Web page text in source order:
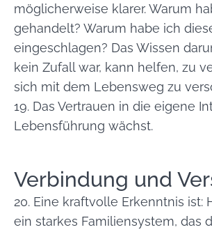
möglicherweise klarer. Warum
gehandelt? Warum habe ich
eingeschlagen? Das Wissen
kein Zufall war, kann helfen, zu
sich mit dem Lebensweg zu
19. Das Vertrauen in die eigene
Lebensführung wächst.
Verbindung und
20. Eine kraftvolle Erkenntnis ist:
ein starkes Familiensystem, das